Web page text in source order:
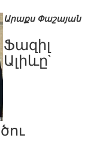
Արաքս Փաշայան
Ֆազիլ
Ալիևը`